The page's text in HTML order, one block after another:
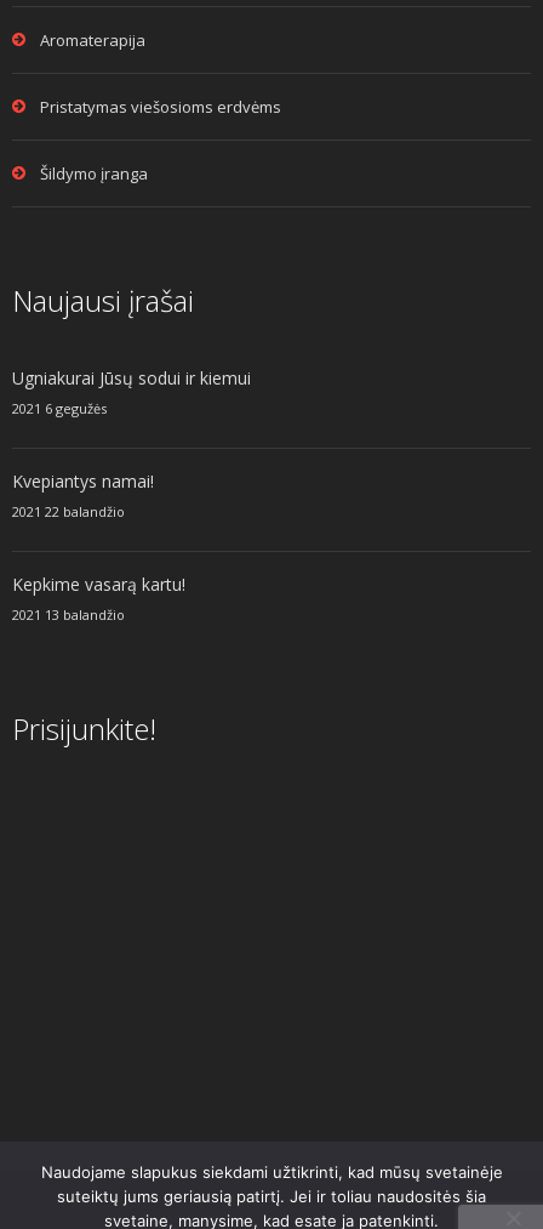
Aromaterapija
Pristatymas viešosioms erdvėms
Šildymo įranga
Naujausi įrašai
Ugniakurai Jūsų sodui ir kiemui
2021 6 gegužės
Kvepiantys namai!
2021 22 balandžio
Kepkime vasarą kartu!
2021 13 balandžio
Prisijunkite!
Naudojame slapukus siekdami užtikrinti, kad mūsų svetainėje
suteiktų jums geriausią patirtį. Jei ir toliau naudositės šia
svetaine, manysime, kad esate ja patenkinti.